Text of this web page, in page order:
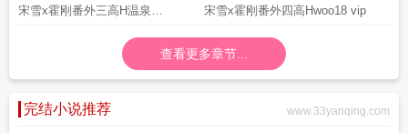
2000
宋雪x霍刚番外三高H温泉 宋雪x霍刚番外四高Hwoo18 vip
查看更多章节...
完结小说推荐 www.33yanqing.com